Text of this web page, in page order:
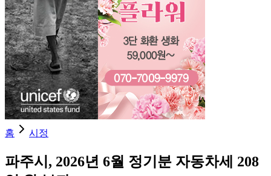
홈 시정
파주시, 2026년 6월 정기분 자동차세 208